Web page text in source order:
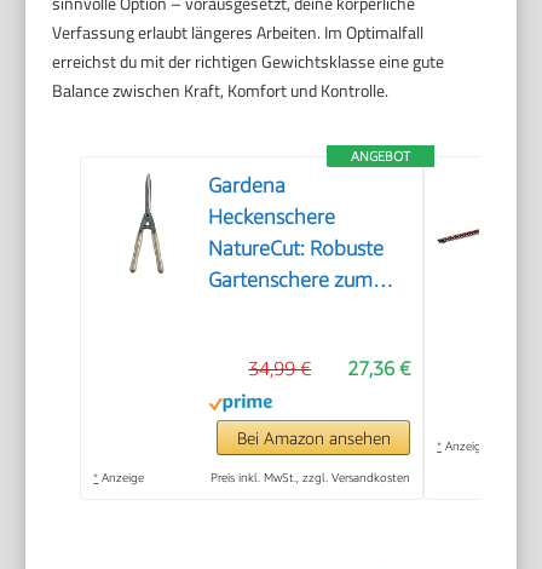
Verfassung erlaubt längeres Arbeiten. Im Optimalfall
erreichst du mit der richtigen Gewichtsklasse eine gute
Balance zwischen Kraft, Komfort und Kontrolle.
ANGEBOT
Gardena
Heckenschere
NatureCut: Robuste
Gartenschere zum
Ästen, 23 cm,
antihaftbeschichtete
Messer,
ergonomische
27,36 €
34,99 €
Bei Amazon ansehen
* Anzeige Preis inkl. MwSt., zzgl. Versandkosten
* Anzeige